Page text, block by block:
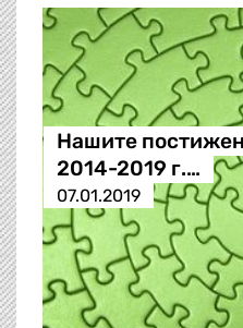
Нашите
2014-2019 г.…
07.01.2019